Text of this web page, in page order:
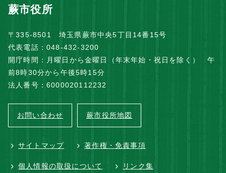
蕨市役所
〒335-8501 埼玉県蕨市中央5丁目14番15号
代表電話：048-432-3200
開庁時間：月曜日から金曜日（年末年始・祝日を除く） 午
前8時30分から午後5時15分
法人番号：6000020112232
お問い合わせ 蕨市役所地図
サイトマップ 著作権・免責事項
個人情報の取扱について リンク集